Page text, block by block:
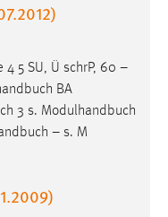
5 SU, Ü schrP, 60 –
BA
3 s. Modulhandbuch
– s. M